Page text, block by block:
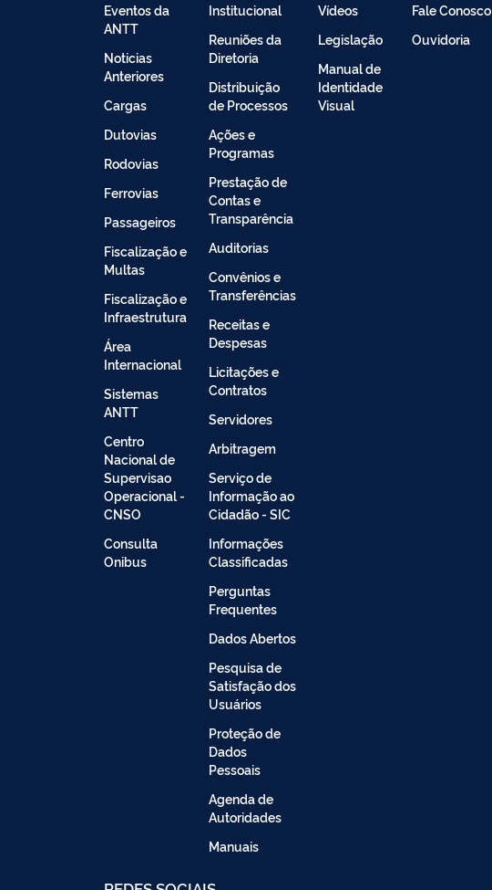
Eventos da
ANTT
Noticias
Anteriores
Cargas
Dutovias
Rodovias
Ferrovias
Passageiros
Fiscalização e
Multas
Fiscalização e
Infraestrutura
Área
Internacional
Sistemas
ANTT
Centro
Nacional de
Supervisao
Operacional -
CNSO
Consulta
Onibus
Institucional
Reuniões da
Diretoria
Distribuição
de Processos
Ações e
Programas
Prestação de
Contas e
Transparência
Auditorias
Convênios e
Transferências
Receitas e
Despesas
Licitações e
Contratos
Servidores
Arbitragem
Serviço de
Informação ao
Cidadão - SIC
Informações
Classificadas
Perguntas
Frequentes
Dados Abertos
Pesquisa de
Satisfação dos
Usuários
Proteção de
Dados
Pessoais
Agenda de
Autoridades
Manuais
Vídeos
Legislação
Manual de
Identidade
Visual
Fale Conosco
Ouvidoria